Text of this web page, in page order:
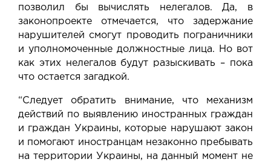
позволил бы вычислять нелегалов. Да, в
законопроекте отмечается, что задержание
нарушителей смогут проводить пограничники
и уполномоченные должностные лица. Но вот
как этих нелегалов будут разыскивать – пока
что остается загадкой.
“Следует обратить внимание, что механизм
действий по выявлению иностранных граждан
и граждан Украины, которые нарушают закон
и помогают иностранцам незаконно пребывать
на территории Украины, на данный момент не